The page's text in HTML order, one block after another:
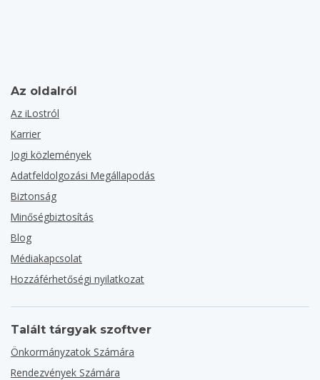
Az oldalról
Az iLostról
Karrier
Jogi közlemények
Adatfeldolgozási Megállapodás
Biztonság
Minőségbiztosítás
Blog
Médiakapcsolat
Hozzáférhetőségi nyilatkozat
Talált tárgyak szoftver
Önkormányzatok Számára
Rendezvények Számára